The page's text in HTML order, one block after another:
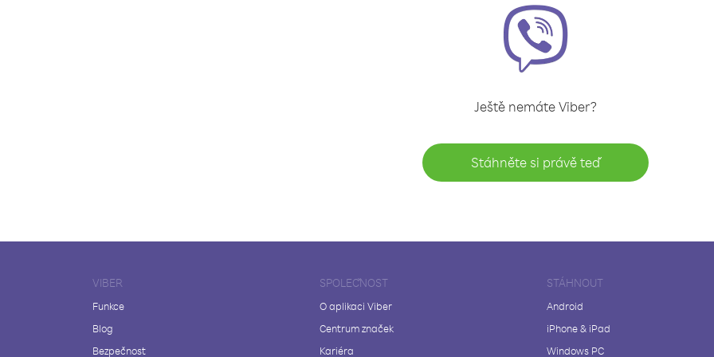
Ještě nemáte Viber?
Stáhněte si právě teď
VIBER
Funkce
Blog
Bezpečnost
SPOLEČNOST
O aplikaci Viber
Centrum značek
Kariéra
STÁHNOUT
Android
iPhone & iPad
Windows PC